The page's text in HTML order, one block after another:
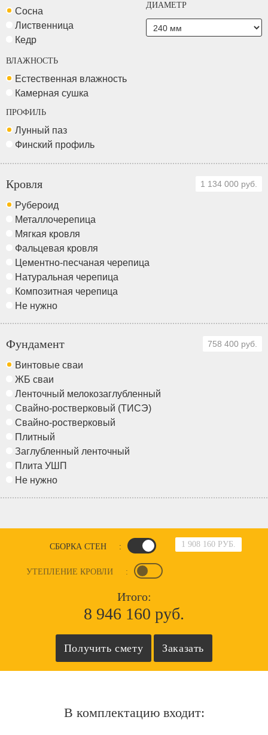
Сосна
Лиственница
Кедр
ДИАМЕТР
ВЛАЖНОСТЬ
Естественная влажность
Камерная сушка
ПРОФИЛЬ
Лунный паз
Финский профиль
Кровля 1 134 000 руб.
Рубероид
Металлочерепица
Мягкая кровля
Фальцевая кровля
Цементно-песчаная черепица
Натуральная черепица
Композитная черепица
Не нужно
Фундамент 758 400 руб.
Винтовые сваи
ЖБ сваи
Ленточный мелокозаглубленный
Свайно-ростверковый (ТИСЭ)
Свайно-ростверковый
Плитный
Заглубленный ленточный
Плита УШП
Не нужно
1 908 160 РУБ.
СБОРКА СТЕН :
УТЕПЛЕНИЕ КРОВЛИ :
Итого:
8 946 160 руб.
В комплектацию входит: